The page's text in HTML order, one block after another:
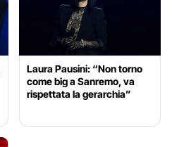
Laura Pausini: “Non torno
come big a Sanremo, va
rispettata la gerarchia”